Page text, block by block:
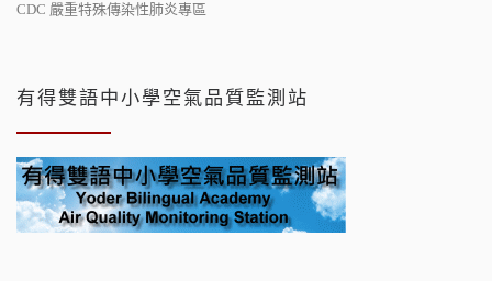
CDC 嚴重特殊傳染性肺炎專區
有得雙語中小學空氣品質監測站